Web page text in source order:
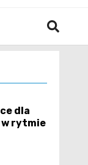
dla
w rytmie